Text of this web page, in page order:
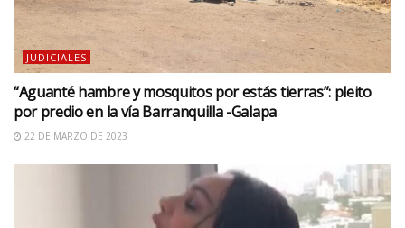
JUDICIALES
“Aguanté hambre y mosquitos por estás tierras”: pleito
por predio en la vía Barranquilla -Galapa
22 DE MARZO DE 2023